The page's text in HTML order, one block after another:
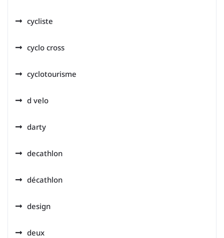
cycliste
cyclo cross
cyclotourisme
d velo
darty
decathlon
décathlon
design
deux